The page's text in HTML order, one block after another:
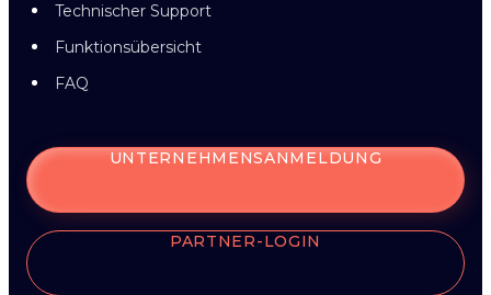
Technischer Support
Funktionsübersicht
FAQ
UNTERNEHMENSANMELDUNG
PARTNER-LOGIN